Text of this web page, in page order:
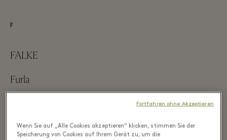
F
FALKE
Furla
Wenn Sie auf „Alle Cookies akzeptieren“ klicken, stimmen Sie der
Speicherung von Cookies auf Ihrem Gerät zu, um die
Fortfahren ohne Akzeptieren